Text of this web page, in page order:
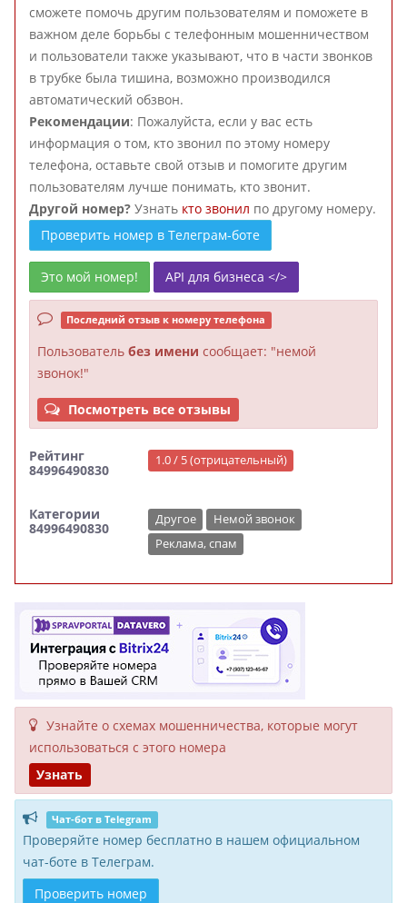
сможете помочь другим пользователям и поможете в
важном деле борьбы с телефонным мошенничеством
и пользователи также указывают, что в части звонков
в трубке была тишина, возможно производился
автоматический обзвон.
Рекомендации: Пожалуйста, если у вас есть
информация о том, кто звонил по этому номеру
телефона, оставьте свой отзыв и помогите другим
пользователям лучше понимать, кто звонит.
Другой номер? Узнать кто звонил по другому номеру.
Проверить номер в Телеграм-боте
Это мой номер! API для бизнеса </>
Последний отзыв к номеру телефона
Пользователь без имени сообщает: "немой
звонок!"
Посмотреть все отзывы
Рейтинг
84996490830
1.0 / 5 (отрицательный)
Категории
84996490830
Другое
Немой звонок
Реклама, спам
Узнайте о схемах мошенни­чества, кото­рые могут
исполь­зоваться с этого номера
Узнать
Чат-бот в Telegram
Проверяйте номер бесплатно в нашем официальном
чат-боте в Телеграм.
Проверить номер